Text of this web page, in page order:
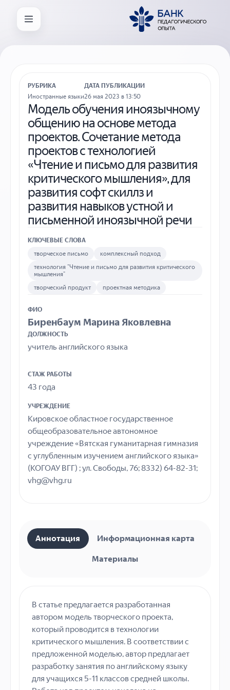
ФИО
Биренбаум Марина Яковлевна
ДОЛЖНОСТЬ
учитель английского языка
СТАЖ РАБОТЫ
43 года
УЧРЕЖДЕНИЕ
Кировское областное государственное
общеобразовательное автономное
учреждение «Вятская гуманитарная гимназия
с углубленным изучением английского языка»
(КОГОАУ ВГГ) ; ул. Свободы, 76; 8332) 64-82-31;
vhg@vhg.ru
РУБРИКА
Иностранные языки
ДАТА ПУБЛИКАЦИИ
26 мая 2023 в 13:50
Модель обучения иноязычному
общению на основе метода
проектов. Сочетание метода
проектов с технологией
«Чтение и письмо для развития
критического мышления», для
развития софт скиллз и
развития навыков устной и
письменной иноязычной речи
КЛЮЧЕВЫЕ СЛОВА
творческое письмо
комплексный подход
технология "Чтение и письмо для развития критического
мышления"
творческий продукт
проектная методика
Аннотация Информационная карта
Материалы
В статье предлагается разработанная
автором модель творческого проекта,
который проводится в технологии
критического мышления. В соответствии с
предложенной моделью, автор предлагает
разработку занятия по английскому языку
для учащихся 5-11 классов средней школы.